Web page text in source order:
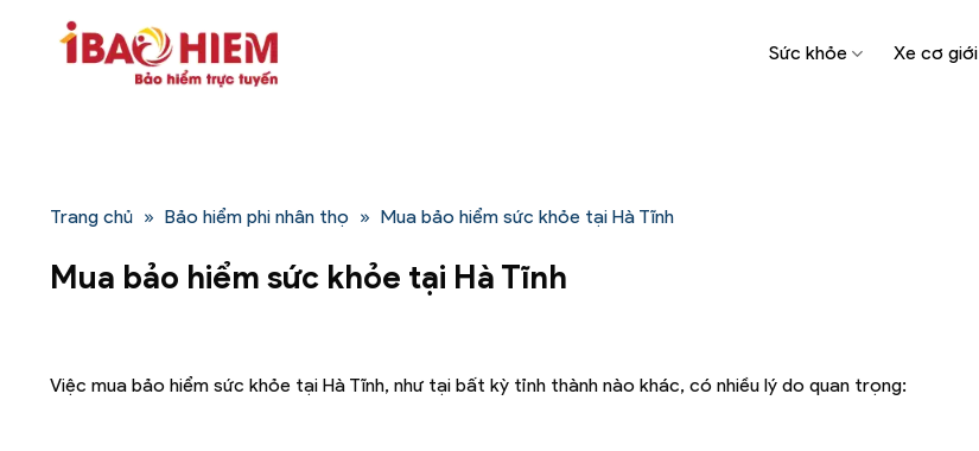
Sức khỏe Xe cơ giới
Trang chủ » Bảo hiểm phi nhân thọ » Mua bảo hiểm sức khỏe tại Hà Tĩnh
Mua bảo hiểm sức khỏe tại Hà Tĩnh
Việc mua bảo hiểm sức khỏe tại Hà Tĩnh, như tại bất kỳ tỉnh thành nào khác, có nhiều lý do quan trọng: